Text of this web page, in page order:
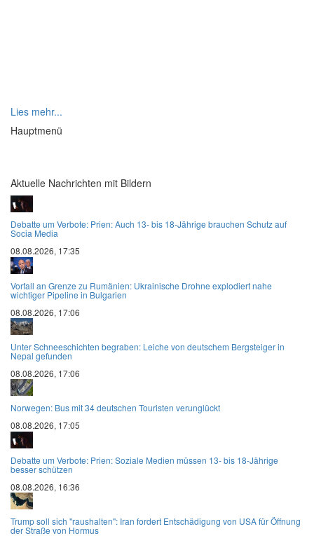
Lies mehr...
Hauptmenü
Aktuelle Nachrichten mit Bildern
Debatte um Verbote: Prien: Auch 13- bis 18-Jährige brauchen Schutz auf
Socia Media
08.08.2026, 17:35
Vorfall an Grenze zu Rumänien: Ukrainische Drohne explodiert nahe
wichtiger Pipeline in Bulgarien
08.08.2026, 17:06
Unter Schneeschichten begraben: Leiche von deutschem Bergsteiger in
Nepal gefunden
08.08.2026, 17:06
Norwegen: Bus mit 34 deutschen Touristen verunglückt
08.08.2026, 17:05
Debatte um Verbote: Prien: Soziale Medien müssen 13- bis 18-Jährige
besser schützen
08.08.2026, 16:36
Trump soll sich "raushalten": Iran fordert Entschädigung von USA für Öffnung
der Straße von Hormus